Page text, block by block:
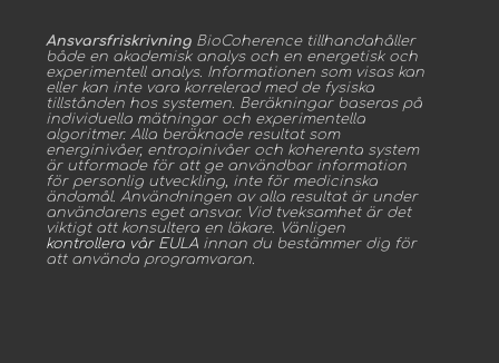
Ansvarsfriskrivning BioCoherence tillhandahåller
både en akademisk analys och en energetisk och
experimentell analys. Informationen som visas kan
eller kan inte vara korrelerad med de fysiska
tillstånden hos systemen. Beräkningar baseras på
individuella mätningar och experimentella
algoritmer. Alla beräknade resultat som
energinivåer, entropinivåer och koherenta system
är utformade för att ge användbar information
för personlig utveckling, inte för medicinska
ändamål. Användningen av alla resultat är under
användarens eget ansvar. Vid tveksamhet är det
viktigt att konsultera en läkare. Vänligen
kontrollera vår EULA innan du bestämmer dig för
att använda programvaran.